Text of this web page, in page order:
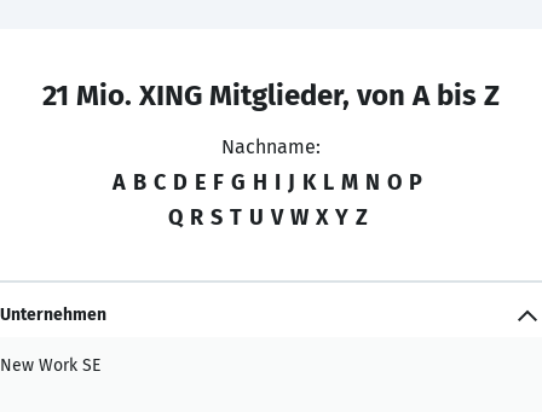
21 Mio. XING Mitglieder, von A bis Z
Nachname:
A B C D E F G H I J K L M N O P
Q R S T U V W X Y Z
Unternehmen
New Work SE